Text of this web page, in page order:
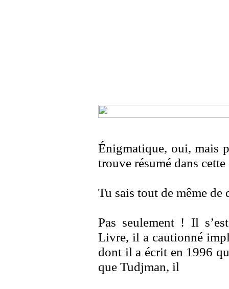
Énigmatique, oui, mais
trouve résumé dans
Tu sais tout de même de
Pas seulement ! Il
Livre, il a cautionné
dont il a écrit en 1996
que Tudjman, il